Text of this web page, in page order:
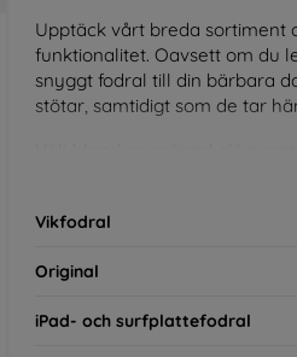
Upptäck vårt breda sortiment
funktionalitet. Oavsett om du
snyggt fodral till din bärbara
stötar, samtidigt som de tar
inte bara praktiska utan
eller de som bara vill skydda
Vikfodral
Original
iPad- och surfplattefodral